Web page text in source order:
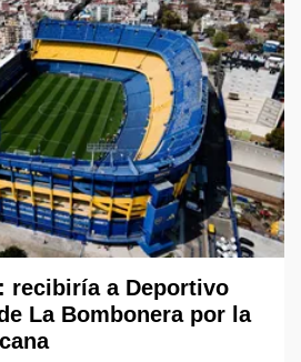
recibiría a Deportivo
La Bombonera por la